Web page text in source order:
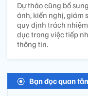
Dự thảo cũng bổ
ánh, kiến nghị, giám
quy định trách
dục trong việc tiếp
thông tin.
Bạn đọc quan